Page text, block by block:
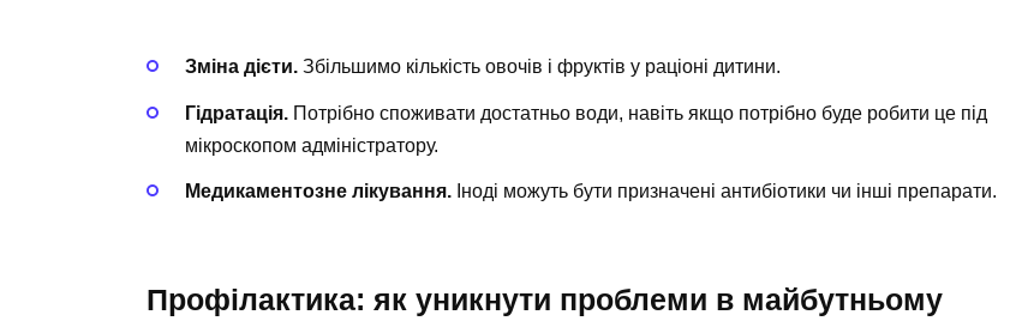
Зміна дієти. Збільшимо кількість овочів і фруктів у раціоні дитини.
Гідратація. Потрібно споживати достатньо води, навіть якщо потрібно буде робити це під
мікроскопом адміністратору.
Медикаментозне лікування. Іноді можуть бути призначені антибіотики чи інші препарати.
Профілактика: як уникнути проблеми в майбутньому